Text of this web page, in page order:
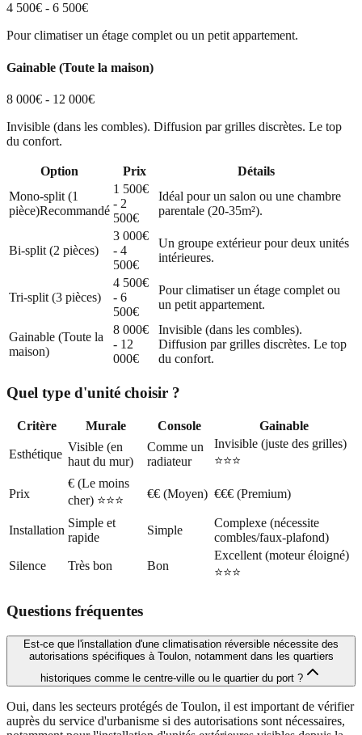
4 500€ - 6 500€
Pour climatiser un étage complet ou un petit appartement.
Gainable (Toute la maison)
8 000€ - 12 000€
Invisible (dans les combles). Diffusion par grilles discrètes. Le top
du confort.
Option Prix
Détails
Mono-split (1
pièce)Recommandé
1 500€
- 2
500€
Idéal pour un salon ou une chambre
parentale (20-35m²).
Bi-split (2 pièces)
3 000€
- 4
500€
Un groupe extérieur pour deux unités
intérieures.
Tri-split (3 pièces)
4 500€
- 6
500€
Pour climatiser un étage complet ou
un petit appartement.
Gainable (Toute la
maison)
8 000€
- 12
000€
Invisible (dans les combles).
Diffusion par grilles discrètes. Le top
du confort.
Quel type d'unité choisir ?
Critère Murale Console Gainable
Esthétique
Visible (en
haut du mur)
Comme un
radiateur
Invisible (juste des grilles)
⭐⭐⭐
Prix
€ (Le moins
cher) ⭐⭐⭐
€€ (Moyen) €€€ (Premium)
Installation
Simple et
rapide
Simple
Complexe (nécessite
combles/faux-plafond)
Silence Très bon Bon
Excellent (moteur éloigné)
⭐⭐⭐
Questions fréquentes
Est-ce que l'installation d'une climatisation réversible nécessite des
autorisations spécifiques à Toulon, notamment dans les quartiers
historiques comme le centre-ville ou le quartier du port ?
Oui, dans les secteurs protégés de Toulon, il est important de vérifier
auprès du service d'urbanisme si des autorisations sont nécessaires,